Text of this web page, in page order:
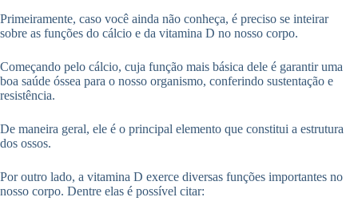
Primeiramente, caso você ainda não conheça, é preciso se inteirar
sobre as funções do cálcio e da vitamina D no nosso corpo.
Começando pelo cálcio, cuja função mais básica dele é garantir uma
boa saúde óssea para o nosso organismo, conferindo sustentação e
resistência.
De maneira geral, ele é o principal elemento que constitui a estrutura
dos ossos.
Por outro lado, a vitamina D exerce diversas funções importantes no
nosso corpo. Dentre elas é possível citar: